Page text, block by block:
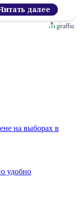
далее
на выборах в
удобно